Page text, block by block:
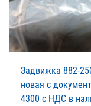
Задвижка 882-
новая с
4300 с НДС в